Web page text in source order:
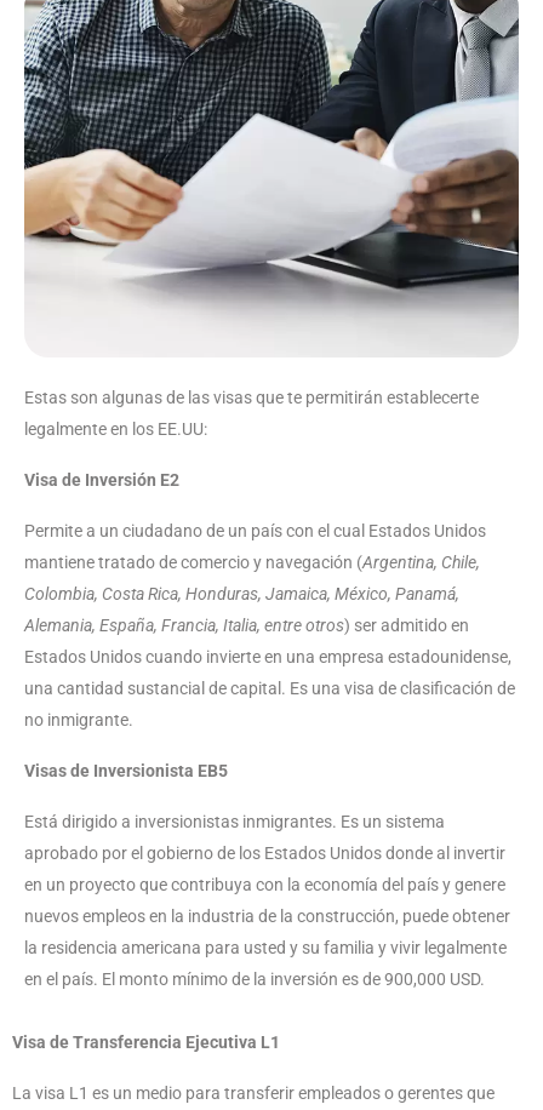
Estas son algunas de las visas que te permitirán establecerte
legalmente en los EE.UU:
Visa de Inversión E2
Permite a un ciudadano de un país con el cual Estados Unidos
mantiene tratado de comercio y navegación (Argentina, Chile,
Colombia, Costa Rica, Honduras, Jamaica, México, Panamá,
Alemania, España, Francia, Italia, entre otros) ser admitido en
Estados Unidos cuando invierte en una empresa estadounidense,
una cantidad sustancial de capital. Es una visa de clasificación de
no inmigrante.
Visas de Inversionista EB5
Está dirigido a inversionistas inmigrantes. Es un sistema
aprobado por el gobierno de los Estados Unidos donde al invertir
en un proyecto que contribuya con la economía del país y genere
nuevos empleos en la industria de la construcción, puede obtener
la residencia americana para usted y su familia y vivir legalmente
en el país. El monto mínimo de la inversión es de 900,000 USD.
Visa de Transferencia Ejecutiva L1
La visa L1 es un medio para transferir empleados o gerentes que